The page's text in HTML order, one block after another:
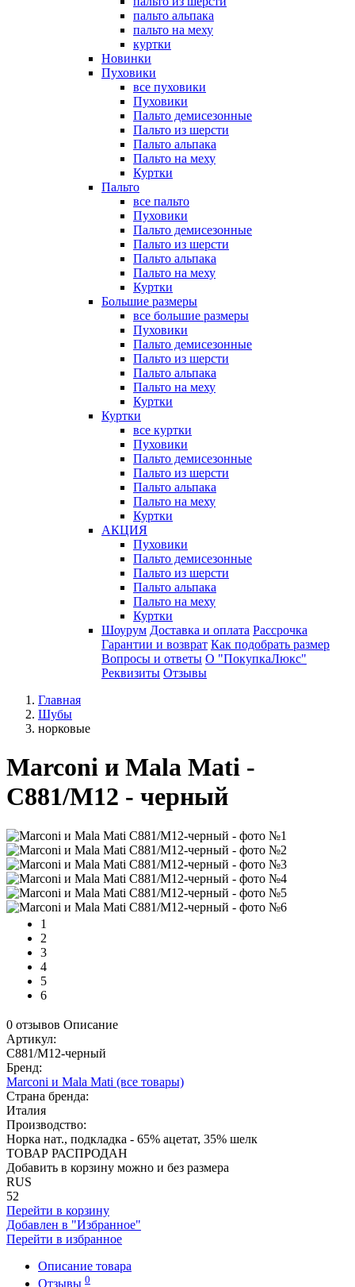
пальто альпака
пальто на меху
куртки
Новинки
Пуховики
все пуховики
Пуховики
Пальто демисезонные
Пальто из шерсти
Пальто альпака
Пальто на меху
Куртки
Пальто
все пальто
Пуховики
Пальто демисезонные
Пальто из шерсти
Пальто альпака
Пальто на меху
Куртки
Большие размеры
все большие размеры
Пуховики
Пальто демисезонные
Пальто из шерсти
Пальто альпака
Пальто на меху
Куртки
Куртки
все куртки
Пуховики
Пальто демисезонные
Пальто из шерсти
Пальто альпака
Пальто на меху
Куртки
АКЦИЯ
Пуховики
Пальто демисезонные
Пальто из шерсти
Пальто альпака
Пальто на меху
Куртки
Шоурум Доставка и оплата Рассрочка
Гарантии и возврат Как подобрать размер
Вопросы и ответы О "ПокупкаЛюкс"
Реквизиты Отзывы
Главная
Шубы
норковые
Marconi и Mala Mati -
C881/M12 - черный
1
2
3
4
5
6
0 отзывов Описание
Артикул:
C881/M12-черный
Бренд:
Marconi и Mala Mati (все товары)
Страна бренда:
Италия
Производство:
Норка нат., подкладка - 65% ацетат, 35% шелк
ТОВАР РАСПРОДАН
Добавить в корзину можно и без размера
RUS
52
Перейти в корзину
Добавлен в "Избранное"
Перейти в избранное
Описание товара
Отзывы 0